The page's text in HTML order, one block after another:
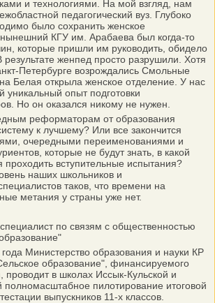
и технологиями. На мой взгляд, нам
педагогический вуз. Глубоко
было сохранить женское
КГУ им. Арабаева был когда-то
которые пришли им руководить, обидело
женпед просто разрушили. Хотя
Петербурге возрождались Смольные
Белая открыла женское отделение. У нас
уникальный опыт подготовки
Но он оказался никому не нужен.
реформаторам от образования
к лучшему? Или все закончится
очередными переименованиями и
которые не будут знать, в какой
вступительные испытания?
наших школьников и
таков, что времени на
метания у страны уже нет.
по связям с общественностью
Министерство образования и науки КР
образование", финансируемого
в школах Иссык-Кульской и
полномасштабное пилотирование итоговой
выпускников 11-х классов.